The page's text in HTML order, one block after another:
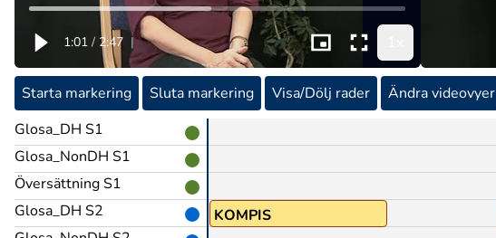
1:01 / 2:47 |
Starta markering Sluta markering Visa/Dölj rader
Ändra videovyer
Glosa_DH S1
Glosa_NonDH S1
Översättning S1
Glosa_DH S2
PRO1 KOMPIS